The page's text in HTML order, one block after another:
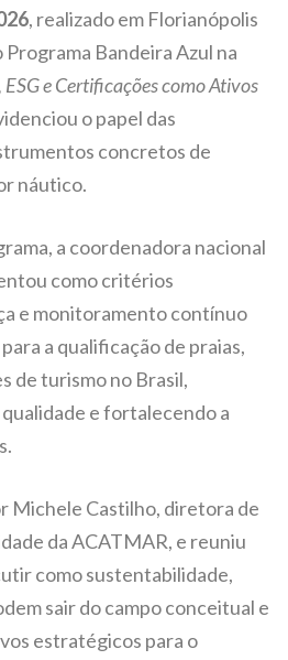
, realizado em Florianópolis
Programa Bandeira Azul na
e Certificações como Ativos
o papel das
concretos de
náutico.
a coordenadora nacional
como critérios
e monitoramento contínuo
a qualificação de praias,
de turismo no Brasil,
e fortalecendo a
Michele Castilho, diretora de
da ACATMAR, e reuniu
como sustentabilidade,
sair do campo conceitual e
estratégicos para o